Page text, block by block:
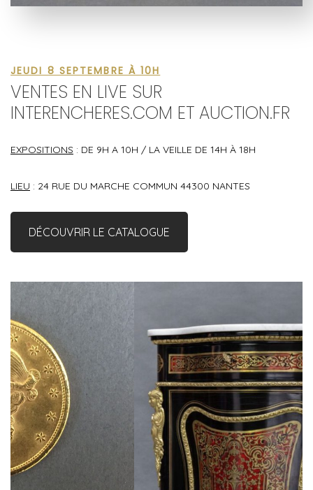
JEUDI 8 SEPTEMBRE À 10H
VENTES EN LIVE SUR
INTERENCHERES.COM ET AUCTION.FR
EXPOSITIONS : DE 9H A 10H / LA VEILLE DE 14H À 18H
LIEU : 24 RUE DU MARCHE COMMUN 44300 NANTES
DÉCOUVRIR LE CATALOGUE